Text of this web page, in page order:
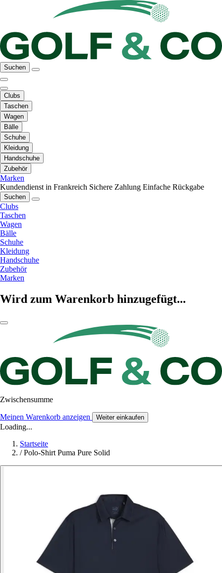
Suchen
Clubs
Taschen
Wagen
Bälle
Schuhe
Kleidung
Handschuhe
Zubehör
Marken
Kundendienst in Frankreich Sichere Zahlung Einfache Rückgabe
Suchen
Clubs
Taschen
Wagen
Bälle
Schuhe
Kleidung
Handschuhe
Zubehör
Marken
Wird zum Warenkorb hinzugefügt...
Zwischensumme
Meinen Warenkorb anzeigen Weiter einkaufen
Loading...
Startseite
/ Polo-Shirt Puma Pure Solid